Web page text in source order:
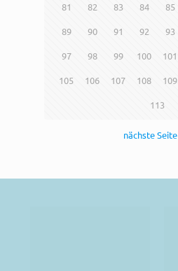
81 82 83 84 85
89 90 91 92 93
97 98 99 100 101
105 106 107 108 109
113
nächste Seite